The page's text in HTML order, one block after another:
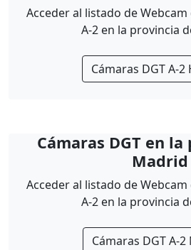
Acceder al listado de
A-2 en la provincia
Cámaras DGT A-2
Cámaras DGT en
Madrid
Acceder al listado de
A-2 en la provincia
Cámaras DGT A-